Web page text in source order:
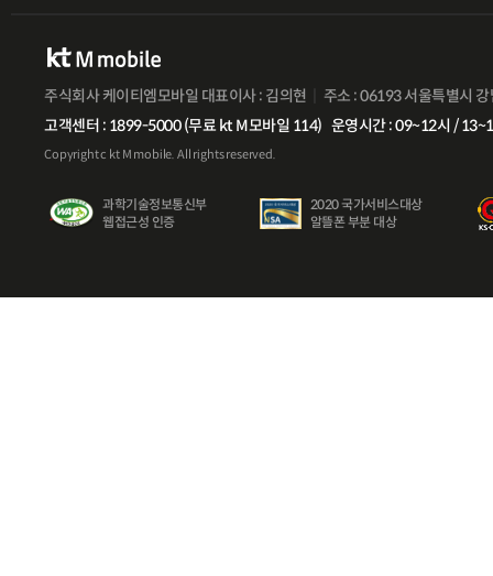
주식회사 케이티엠모바일 대표이사 : 김의현
주소 : 06193 서울특별시
고객센터 : 1899-5000 (무료 kt M모바일 114) 운영시간 : 09~12시 /
Copyright c kt M mobile. All rights reserved.
과학기술정보통신부
웹접근성 인증
2020 국가서비스대상
알뜰폰 부분 대상